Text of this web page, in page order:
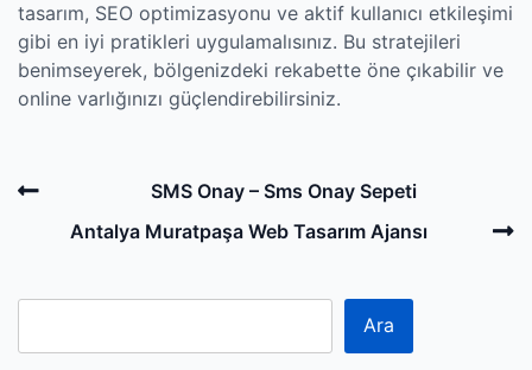
tasarım, SEO optimizasyonu ve aktif kullanıcı etkileşimi
gibi en iyi pratikleri uygulamalısınız. Bu stratejileri
benimseyerek, bölgenizdeki rekabette öne çıkabilir ve
online varlığınızı güçlendirebilirsiniz.
Post
navigation
Previous
SMS Onay – Sms Onay Sepeti
Antalya Muratpaşa Web Tasarım Ajansı
Ara